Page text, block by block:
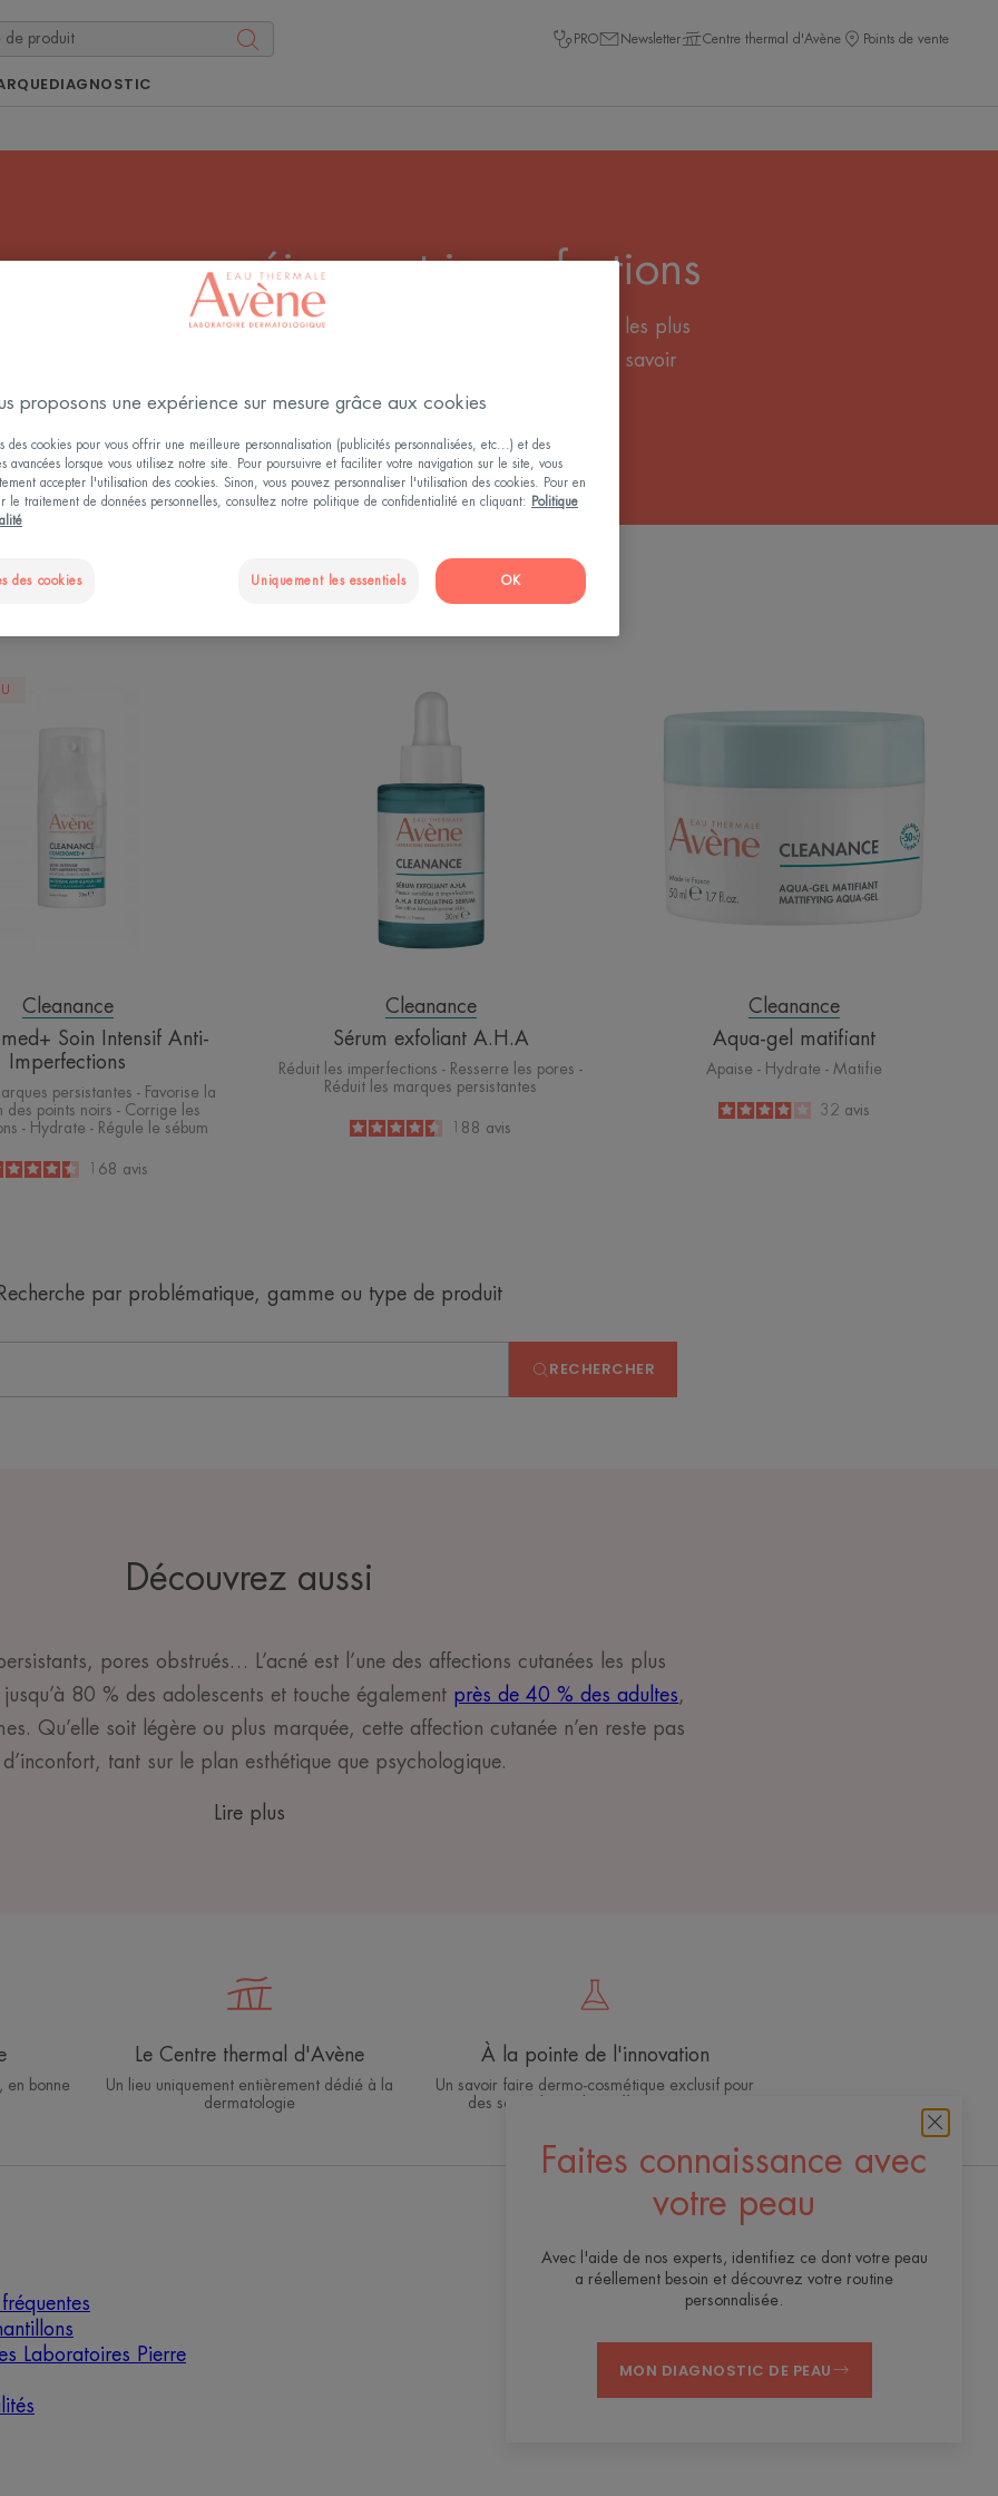
PRO Newsletter Centre thermal d'Avène Points de vente
DIAGNOSTIC
peaux acnéiques et imperfections
persistants, pores obstrués… L’acné est l’une des affections cutanées les plus
il choisir la bonne crème anti-acné, adaptée à son type de peau, et savoir
comment l’utiliser efficacement.
et imperfections"
Cleanance
Soin Intensif Anti-
Imperfections
persistantes - Favorise la
des points noirs - Corrige les
- Hydrate - Régule le sébum
4.5
168 avis
Cleanance
Sérum exfoliant A.H.A
Réduit les imperfections - Resserre les pores -
Réduit les marques persistantes
4.6
188 avis
matifiant
Cleanance
Aqua-gel matifiant
Apaise - Hydrate - Matifie
3.9
/
5
32 avis
Recherche par problématique, gamme ou type de produit
RECHERCHER
Découvrez aussi
pores obstrués… L’acné est l’une des affections cutanées les plus
80 % des adolescents et touche également près de 40 % des adultes,
Qu’elle soit légère ou plus marquée, cette affection cutanée n’en reste pas
tant sur le plan esthétique que psychologique.
Lire plus
Faites connaissance avec
votre peau
Avec l'aide de nos experts, identifiez ce dont votre peau
a réellement besoin et découvrez votre routine
personnalisée.
MON DIAGNOSTIC DE PEAU
en bonne
Le Centre thermal d'Avène
Un lieu uniquement entièrement dédié à la
dermatologie
À la pointe de l'innovation
Un savoir faire dermo-cosmétique exclusif pour
des soins de qualité, efficaces et sûrs
Recevez notre newsletter
Toujours là pour votre peau ! Tous nos conseils
pour en prendre soin au quotidien.
S'INSCRIRE À LA NEWSLETTER
Laboratoires Pierre
proposons une expérience sur mesure grâce aux cookies
des cookies pour vous offrir une meilleure personnalisation (publicités personnalisées, etc...) et des
avancées lorsque vous utilisez notre site. Pour poursuivre et faciliter votre navigation sur le site, vous
accepter l'utilisation des cookies. Sinon, vous pouvez personnaliser l'utilisation des cookies. Pour en
le traitement de données personnelles, consultez notre politique de confidentialité en cliquant:
Politique
des cookies Uniquement les essentiels OK